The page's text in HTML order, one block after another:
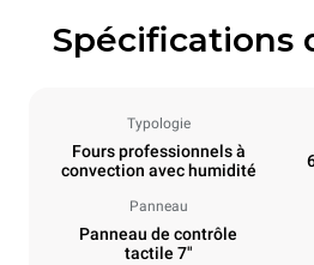
Spécifications
Typologie
Fours professionnels à
convection avec humidité
Panneau
Panneau de contrôle
tactile 7"